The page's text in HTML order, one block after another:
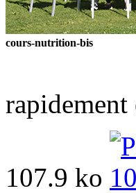
cours-nutrition-bis
107.9 ko